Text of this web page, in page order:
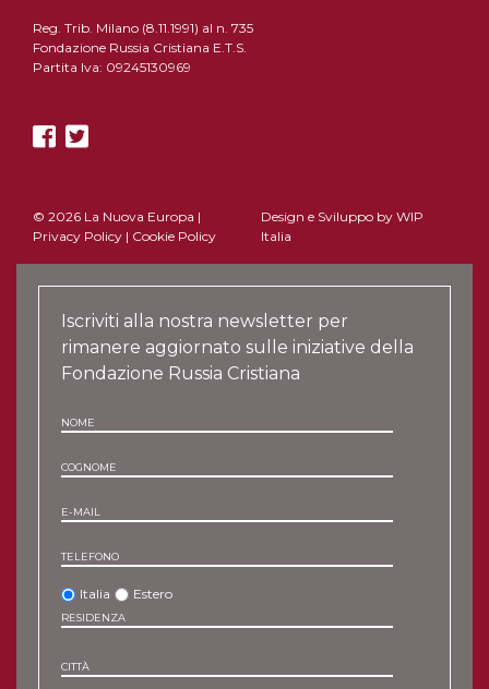
Reg. Trib. Milano (8.11.1991) al n. 735
Fondazione Russia Cristiana E.T.S.
Partita Iva: 09245130969
© 2026 La Nuova Europa |
Privacy Policy | Cookie Policy
Design e Sviluppo by WIP
Italia
Iscriviti alla nostra newsletter per
rimanere aggiornato sulle iniziative della
Fondazione Russia Cristiana
NOME
COGNOME
E-MAIL
TELEFONO
Italia Estero
RESIDENZA
CITTÀ